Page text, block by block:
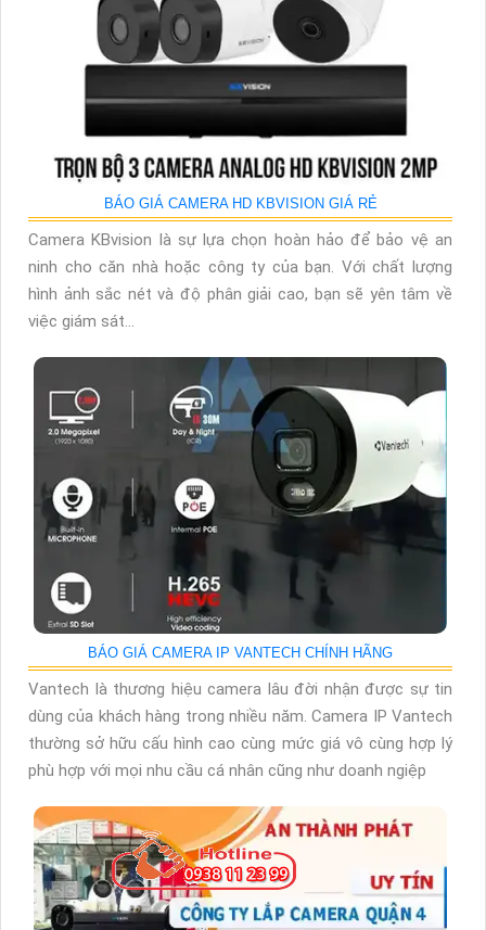
BÁO GIÁ CAMERA HD KBVISION GIÁ RẺ
Camera KBvision là sự lựa chọn hoàn hảo để bảo vệ an
ninh cho căn nhà hoặc công ty của bạn. Với chất lượng
hình ảnh sắc nét và độ phân giải cao, bạn sẽ yên tâm về
việc giám sát...
BÁO GIÁ CAMERA IP VANTECH CHÍNH HÃNG
Vantech là thương hiệu camera lâu đời nhận được sự tin
dùng của khách hàng trong nhiều năm. Camera IP Vantech
thường sở hữu cấu hình cao cùng mức giá vô cùng hợp lý
phù hợp với mọi nhu cầu cá nhân cũng như doanh ngiệp